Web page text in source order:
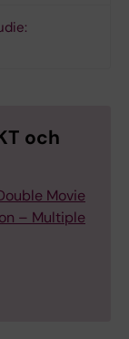
och
Movie
– Multiple